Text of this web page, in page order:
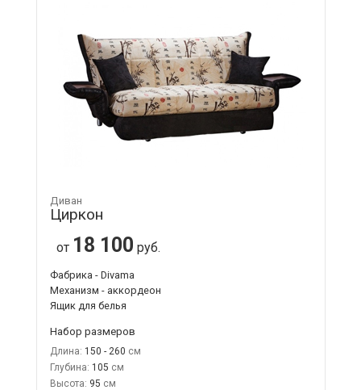
Диван
Циркон
от 18 100 руб.
Фабрика - Divama
Механизм - аккордеон
Ящик для белья
Набор размеров
Длина: 150 - 260
Глубина: 105
Высота: 95